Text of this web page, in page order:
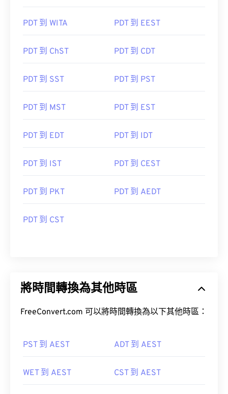
PDT 到 WITA PDT 到 EEST
PDT 到 ChST PDT 到 CDT
PDT 到 SST PDT 到 PST
PDT 到 MST PDT 到 EST
PDT 到 EDT PDT 到 IDT
PDT 到 IST PDT 到 CEST
PDT 到 PKT PDT 到 AEDT
PDT 到 CST
將時間轉換為其他時區
FreeConvert.com 可以將時間轉換為以下其他時區：
PST 到 AEST ADT 到 AEST
WET 到 AEST CST 到 AEST